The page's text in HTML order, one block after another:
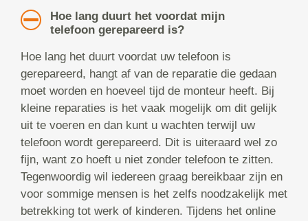
Hoe lang duurt het voordat mijn
telefoon gerepareerd is?
Hoe lang het duurt voordat uw telefoon is
gerepareerd, hangt af van de reparatie die gedaan
moet worden en hoeveel tijd de monteur heeft. Bij
kleine reparaties is het vaak mogelijk om dit gelijk
uit te voeren en dan kunt u wachten terwijl uw
telefoon wordt gerepareerd. Dit is uiteraard wel zo
fijn, want zo hoeft u niet zonder telefoon te zitten.
Tegenwoordig wil iedereen graag bereikbaar zijn en
voor sommige mensen is het zelfs noodzakelijk met
betrekking tot werk of kinderen. Tijdens het online